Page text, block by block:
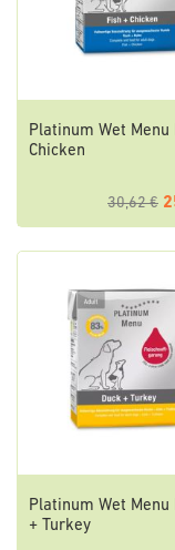
Platinum Wet Menu
Chicken
30,62 €
Platinum Wet Menu
+ Turkey